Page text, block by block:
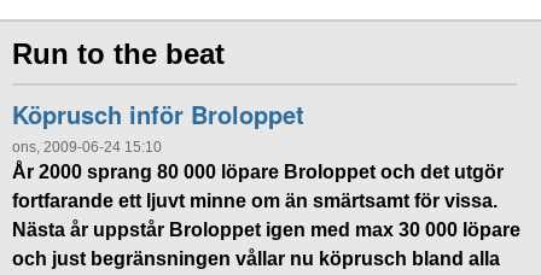
Run to the beat
Köprusch inför Broloppet
ons, 2009-06-24 15:10
År 2000 sprang 80 000 löpare Broloppet och det utgör
fortfarande ett ljuvt minne om än smärtsamt för vissa.
Nästa år uppstår Broloppet igen med max 30 000 löpare
och just begränsningen vållar nu köprusch bland alla